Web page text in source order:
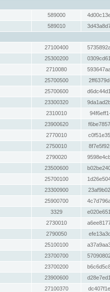
589000
589010
27100400
25300200
2710080
25700500
25700600
23300320
2310010
23900620
2770010
2750010
2790020
23500600
25700100
23300900
25900700
3329
2730010
2790050
25100100
23700700
23700200
23900600
27100370